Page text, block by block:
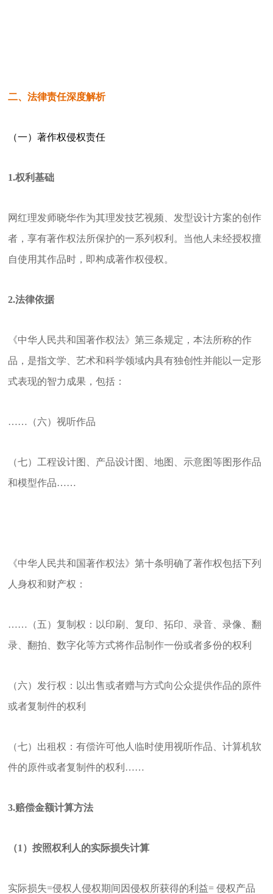
二、法律责任深度解析
（一）著作权侵权责任
1.权利基础
网红理发师晓华作为其理发技艺视频、发型设计方案的创作
者，享有著作权法所保护的一系列权利。当他人未经授权擅
自使用其作品时，即构成著作权侵权。
2.法律依据
《中华人民共和国著作权法》第三条规定，本法所称的作
品，是指文学、艺术和科学领域内具有独创性并能以一定形
式表现的智力成果，包括：
……（六）视听作品
（七）工程设计图、产品设计图、地图、示意图等图形作品
和模型作品……
《中华人民共和国著作权法》第十条明确了著作权包括下列
人身权和财产权：
……（五）复制权：以印刷、复印、拓印、录音、录像、翻
录、翻拍、数字化等方式将作品制作一份或者多份的权利
（六）发行权：以出售或者赠与方式向公众提供作品的原件
或者复制件的权利
（七） 出租权 ：有偿许可他人临时使用视听作品、计算机软
件的原件或者复制件的权利……
3.赔偿金额计算方法
（1）按照权利人的实际损失计算
实际损失=侵权人侵权期间因侵权所获得的利益= 侵权产品